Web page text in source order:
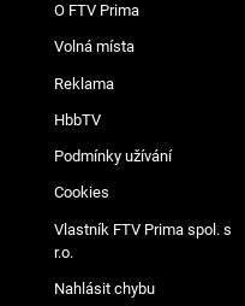
O FTV Prima
Volná místa
Reklama
HbbTV
Podmínky užívání
Cookies
Vlastník FTV Prima spol. s
r.o.
Nahlásit chybu